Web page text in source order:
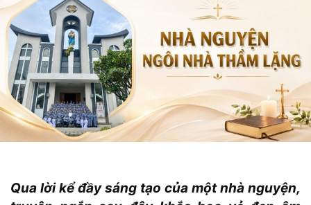
Qua lời kể đầy sáng tạo của một nhà nguyện,